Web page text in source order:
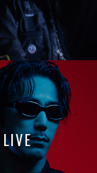
LIVE